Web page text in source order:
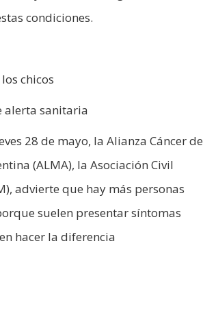
condiciones.
chicos
alerta sanitaria
28 de mayo, la Alianza Cáncer de
(ALMA), la Asociación Civil
advierte que hay más personas
suelen presentar síntomas
hacer la diferencia